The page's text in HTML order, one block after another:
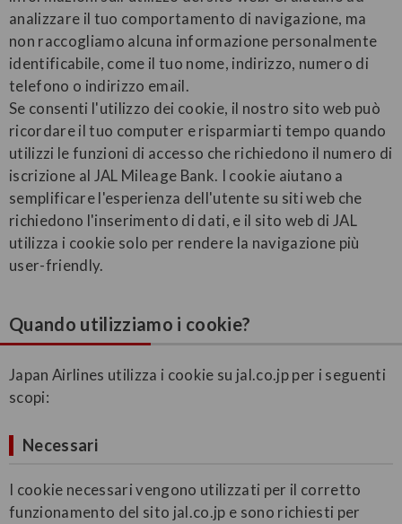
analizzare il tuo comportamento di navigazione, ma
non raccogliamo alcuna informazione personalmente
identificabile, come il tuo nome, indirizzo, numero di
telefono o indirizzo email.
Se consenti l'utilizzo dei cookie, il nostro sito web può
ricordare il tuo computer e risparmiarti tempo quando
utilizzi le funzioni di accesso che richiedono il numero di
iscrizione al JAL Mileage Bank. I cookie aiutano a
semplificare l'esperienza dell'utente su siti web che
richiedono l'inserimento di dati, e il sito web di JAL
utilizza i cookie solo per rendere la navigazione più
user-friendly.
Quando utilizziamo i cookie?
Japan Airlines utilizza i cookie su jal.co.jp per i seguenti
scopi:
Necessari
I cookie necessari vengono utilizzati per il corretto
funzionamento del sito jal.co.jp e sono richiesti per